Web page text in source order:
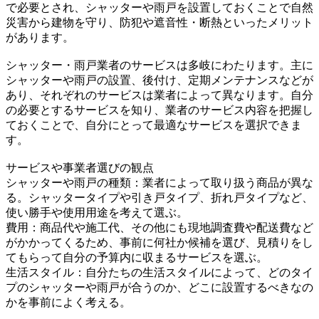
で必要とされ、シャッターや雨戸を設置しておくことで自然
災害から建物を守り、防犯や遮音性・断熱といったメリット
があります。
シャッター・雨戸業者のサービスは多岐にわたります。主に
シャッターや雨戸の設置、後付け、定期メンテナンスなどが
あり、それぞれのサービスは業者によって異なります。自分
の必要とするサービスを知り、業者のサービス内容を把握し
ておくことで、自分にとって最適なサービスを選択できま
す。
サービスや事業者選びの観点
シャッターや雨戸の種類：業者によって取り扱う商品が異な
る。シャッタータイプや引き戸タイプ、折れ戸タイプなど、
使い勝手や使用用途を考えて選ぶ。
費用：商品代や施工代、その他にも現地調査費や配送費など
がかかってくるため、事前に何社か候補を選び、見積りをし
てもらって自分の予算内に収まるサービスを選ぶ。
生活スタイル：自分たちの生活スタイルによって、どのタイ
プのシャッターや雨戸が合うのか、どこに設置するべきなの
かを事前によく考える。